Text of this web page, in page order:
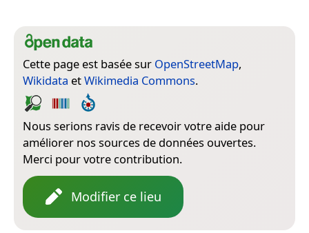
Cette page est basée sur OpenStreetMap,
Wikidata etWikimedia Commons.
Nous serions ravis de recevoir votre aide pour
améliorer nos sources de données ouvertes.
Merci pour votre contribution.
Modifier ce lieu